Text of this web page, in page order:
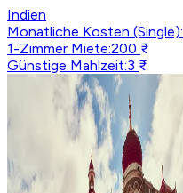
Indien
Monatliche Kosten (Single):
1-Zimmer Miete:200 ₹
Günstige Mahlzeit:3 ₹